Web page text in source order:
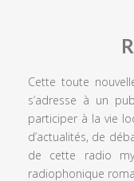
Cette toute
s’adresse à un
participer à la vie
d’actualités, de
de cette radio
radiophonique